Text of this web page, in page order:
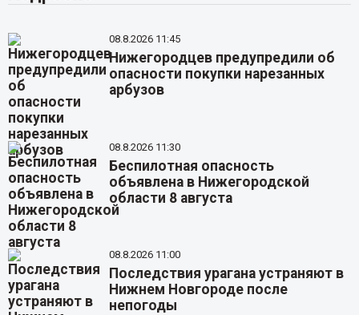
08.8.2026 11:45
Нижегородцев предупредили об
опасности покупки нарезанных
арбузов
08.8.2026 11:30
Беспилотная опасность
объявлена в Нижегородской
области 8 августа
08.8.2026 11:00
Последствия урагана устраняют в
Нижнем Новгороде после
непогоды